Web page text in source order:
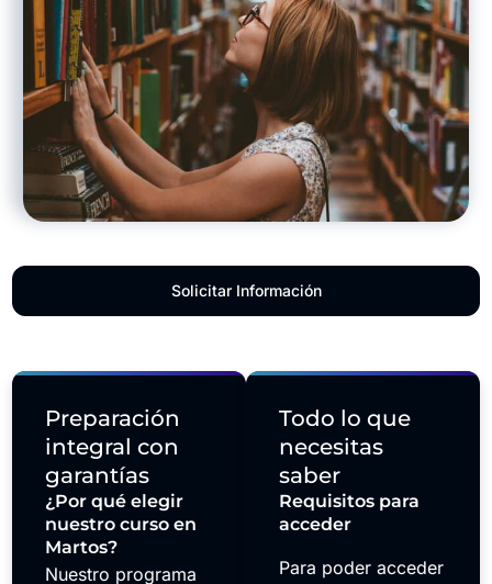
Preparación
integral con
garantías
¿Por qué elegir
nuestro curso en
Martos?
Nuestro programa
Todo lo que
necesitas
saber
Requisitos para
acceder
Para poder acceder
Solicitar Información